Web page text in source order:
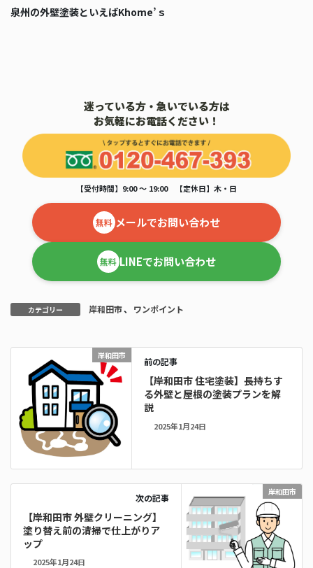
泉州の外壁塗装といえばKhome’ｓ
迷っている方・急いでいる方は
お気軽にお電話ください！
【受付時間】9:00 ～ 19:00 【定休日】木・日
無料 メールでお問い合わせ
無料 LINEでお問い合わせ
カテゴリー 岸和田市、 ワンポイント
岸和田市
前の記事
【岸和田市 住宅塗装】長持ちす
る外壁と屋根の塗装プランを解
説
2025年1月24日
岸和田市
次の記事
【岸和田市 外壁クリーニング】
塗り替え前の清掃で仕上がりア
ップ
2025年1月24日